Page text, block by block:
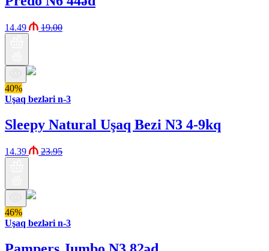
14.49 19.00
40%
Uşaq bezləri n-3
Sleepy Natural Uşaq Bezi N3 4-9kq
14.39 23.95
46%
Uşaq bezləri n-3